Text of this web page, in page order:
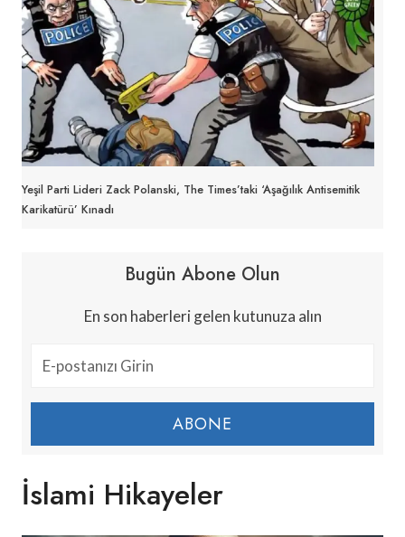
Yeşil Parti Lideri Zack Polanski, The Times’taki ‘aşağılık Antisemitik
Karikatürü’ Kınadı
Bugün Abone Olun
En son haberleri gelen kutunuza alın
ABONE
İslami Hikayeler